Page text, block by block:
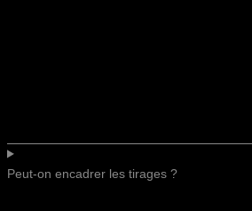
Peut-on encadrer les tirages ?